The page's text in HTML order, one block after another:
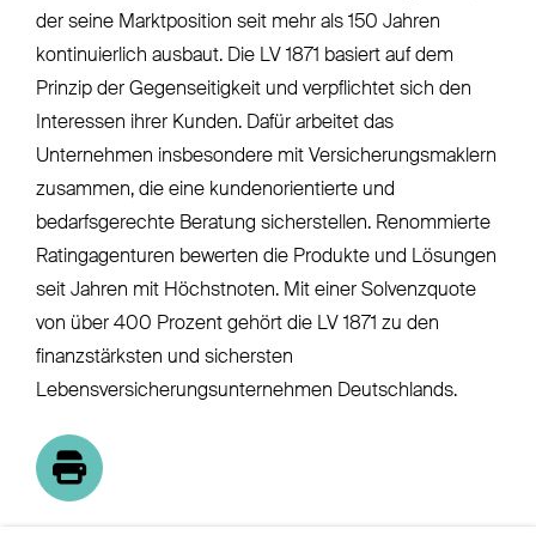
der seine Marktposition seit mehr als 150 Jahren
kontinuierlich ausbaut. Die LV 1871 basiert auf dem
Prinzip der Gegenseitigkeit und verpflichtet sich den
Interessen ihrer Kunden. Dafür arbeitet das
Unternehmen insbesondere mit Versicherungsmaklern
zusammen, die eine kundenorientierte und
bedarfsgerechte Beratung sicherstellen. Renommierte
Ratingagenturen bewerten die Produkte und Lösungen
seit Jahren mit Höchstnoten. Mit einer Solvenzquote
von über 400 Prozent gehört die LV 1871 zu den
finanzstärksten und sichersten
Lebensversicherungsunternehmen Deutschlands.